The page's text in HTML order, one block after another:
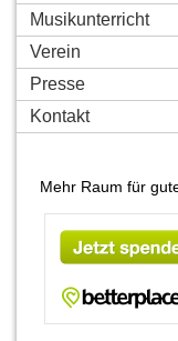
Musikunterricht
Verein
Presse
Kontakt
Mehr Raum für